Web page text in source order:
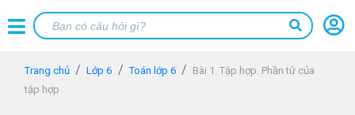
Trang chủ Lớp 6 Toán lớp 6
Bài 1. Tập hợp. Phần tử của
tập hợp